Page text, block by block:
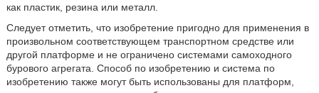
как пластик, резина или металл.
Следует отметить, что изобретение пригодно для применения в
произвольном соответствующем транспортном средстве или
другой платформе и не ограничено системами самоходного
бурового агрегата. Способ по изобретению и система по
изобретению также могут быть использованы для платформ,